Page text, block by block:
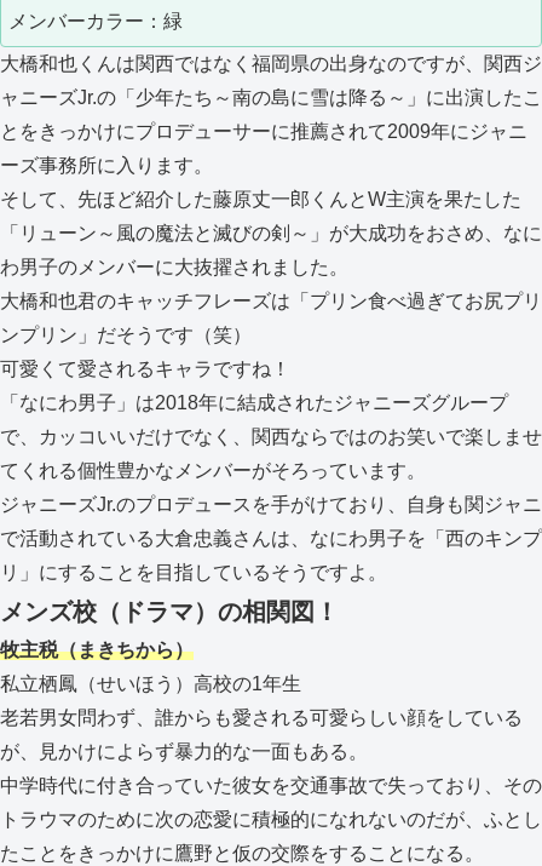
メンバーカラー：緑
大橋和也くんは関西ではなく福岡県の出身なのですが、関西ジ
ャニーズJr.の「少年たち～南の島に雪は降る～」に出演したこ
とをきっかけにプロデューサーに推薦されて2009年にジャニ
ーズ事務所に入ります。
そして、先ほど紹介した藤原丈一郎くんとW主演を果たした
「リューン～風の魔法と滅びの剣～」が大成功をおさめ、なに
わ男子のメンバーに大抜擢されました。
大橋和也君のキャッチフレーズは「プリン食べ過ぎてお尻プリ
ンプリン」だそうです（笑）
可愛くて愛されるキャラですね！
「なにわ男子」は2018年に結成されたジャニーズグループ
で、カッコいいだけでなく、関西ならではのお笑いで楽しませ
てくれる個性豊かなメンバーがそろっています。
ジャニーズJr.のプロデュースを手がけており、自身も関ジャニ
で活動されている大倉忠義さんは、なにわ男子を「西のキンプ
リ」にすることを目指しているそうですよ。
メンズ校（ドラマ）の相関図！
牧主税（まきちから）
私立栖鳳（せいほう）高校の1年生
老若男女問わず、誰からも愛される可愛らしい顔をしている
が、見かけによらず暴力的な一面もある。
中学時代に付き合っていた彼女を交通事故で失っており、その
トラウマのために次の恋愛に積極的になれないのだが、ふとし
たことをきっかけに鷹野と仮の交際をすることになる。